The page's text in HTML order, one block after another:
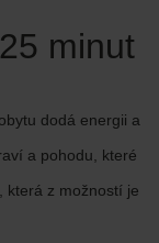
minut
dodá energii a
a pohodu, které
která z možností je